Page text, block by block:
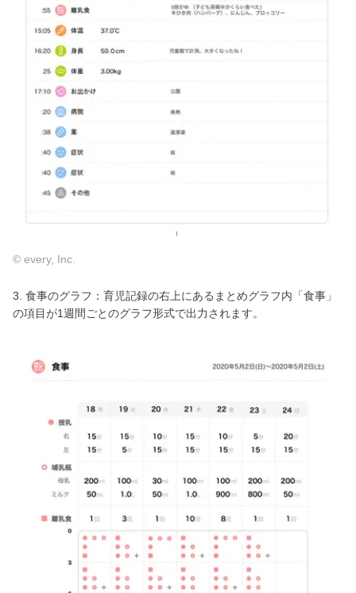
© every, Inc.
3. 食事のグラフ：育児記録の右上にあるまとめグラフ内「食事」
の項目が1週間ごとのグラフ形式で出力されます。